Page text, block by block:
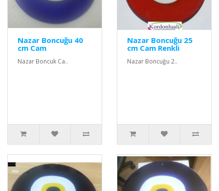
Nazar Boncuğu 40
cm Cam
Nazar Boncuk Ca..
Nazar Boncuğu 25
cm Cam Renkli
Nazar Boncuğu 2..